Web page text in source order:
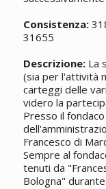
Consistenza:
31655
Descrizione:La
(sia per l'attività
carteggi delle
videro la
Presso il
Francesco di
Sempre al
tenuti da
Bologna"